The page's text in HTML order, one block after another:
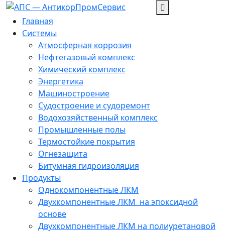
Перейти
содержанию
Главная
Системы
Атмосферная коррозия
Нефтегазовый комплекс
Химический комплекс
Энергетика
Машиностроение
Судостроение и судоремонт
Водохозяйственный комплекс
Промышленные полы
Термостойкие покрытия
Огнезащита
Битумная гидроизоляция
Продукты
Однокомпонентные ЛКМ
Двухкомпонентные ЛКМ ­ на эпоксидной
основе
Двухкомпонентные ЛКМ на полиуретановой